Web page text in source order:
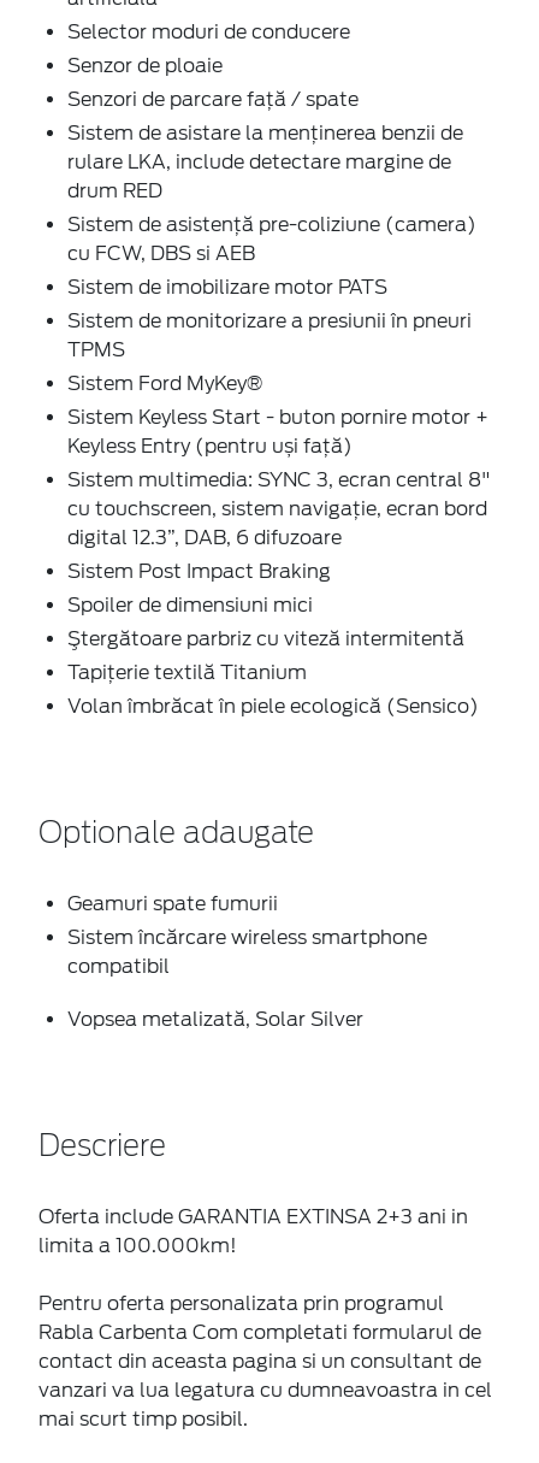
Selector moduri de conducere
Senzor de ploaie
Senzori de parcare faţă / spate
Sistem de asistare la menținerea benzii de
rulare LKA, include detectare margine de
drum RED
Sistem de asistenţă pre-coliziune (camera)
cu FCW, DBS si AEB
Sistem de imobilizare motor PATS
Sistem de monitorizare a presiunii în pneuri
TPMS
Sistem Ford MyKey®
Sistem Keyless Start - buton pornire motor +
Keyless Entry (pentru uși față)
Sistem multimedia: SYNC 3, ecran central 8"
cu touchscreen, sistem navigaţie, ecran bord
digital 12.3”, DAB, 6 difuzoare
Sistem Post Impact Braking
Spoiler de dimensiuni mici
Ştergătoare parbriz cu viteză intermitentă
Tapiţerie textilă Titanium
Volan îmbrăcat în piele ecologică (Sensico)
Optionale adaugate
Geamuri spate fumurii
Sistem încărcare wireless smartphone
compatibil
Vopsea metalizată, Solar Silver
Descriere
Oferta include GARANTIA EXTINSA 2+3 ani in
limita a 100.000km!
Pentru oferta personalizata prin programul
Rabla Carbenta Com completati formularul de
contact din aceasta pagina si un consultant de
vanzari va lua legatura cu dumneavoastra in cel
mai scurt timp posibil.